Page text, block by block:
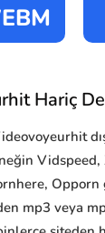
Hariç
Vidspeed,
mp3 veya